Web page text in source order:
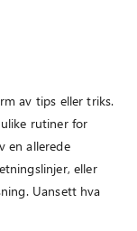
av tips eller triks.
rutiner for
en allerede
eller
Uansett hva